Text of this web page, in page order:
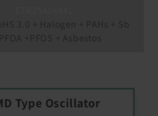
3.0 + Halogen + PAHs + Sb
+PFOS + Asbestos
Type Oscillator